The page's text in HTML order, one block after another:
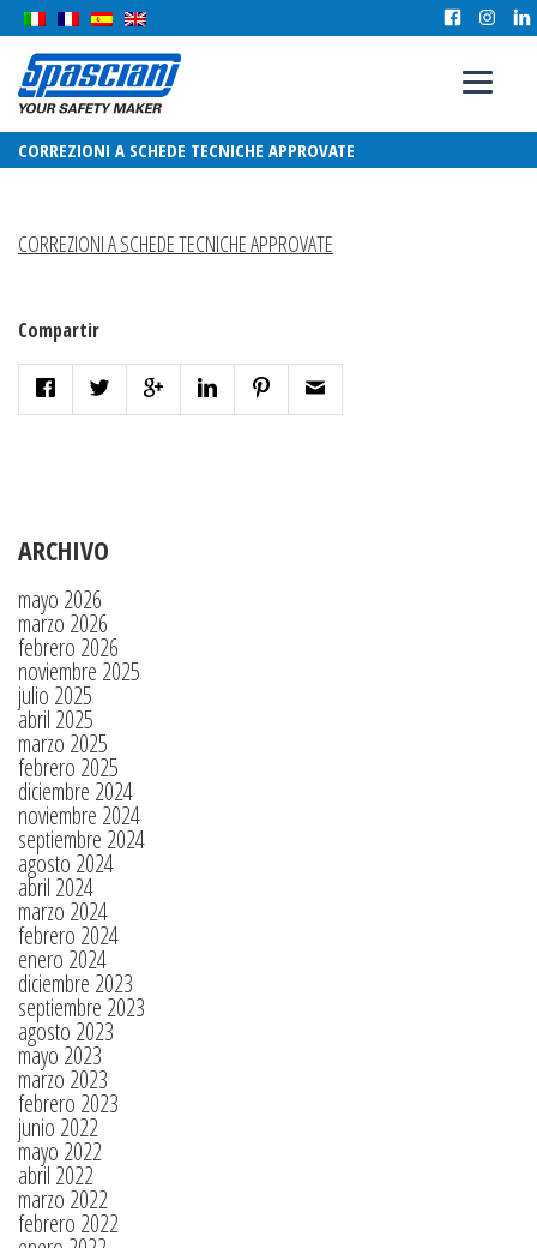
CORREZIONI A SCHEDE TECNICHE APPROVATE
CORREZIONI A SCHEDE TECNICHE APPROVATE
Compartir
ARCHIVO
mayo 2026
marzo 2026
febrero 2026
noviembre 2025
julio 2025
abril 2025
marzo 2025
febrero 2025
diciembre 2024
noviembre 2024
septiembre 2024
agosto 2024
abril 2024
marzo 2024
febrero 2024
enero 2024
diciembre 2023
septiembre 2023
agosto 2023
mayo 2023
marzo 2023
febrero 2023
junio 2022
mayo 2022
abril 2022
marzo 2022
febrero 2022